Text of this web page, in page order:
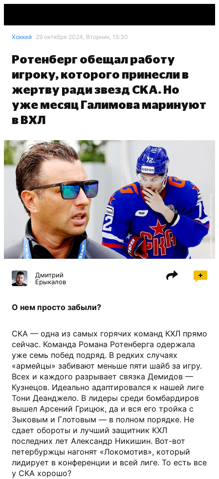
Хоккей 29 октября 2024, Вторник, 15:30
Ротенберг обещал работу
игроку, которого принесли в
жертву ради звезд СКА. Но
уже месяц Галимова маринуют
в ВХЛ
Владимир Беззубов, photo.khl.ru
Дмитрий
Ерыкалов
О нем просто забыли?
СКА — одна из самых горячих команд КХЛ прямо
сейчас. Команда Романа Ротенберга одержала
уже семь побед подряд. В редких случаях
«армейцы» забивают меньше пяти шайб за игру.
Всех и каждого разрывает связка Демидов —
Кузнецов. Идеально адаптировался к нашей лиге
Тони Деанджело. В лидеры среди бомбардиров
вышел Арсений Грицюк, да и вся его тройка с
Зыковым и Глотовым — в полном порядке. Не
сдает обороты и лучший защитник КХЛ
последних лет Александр Никишин. Вот-вот
петербуржцы нагонят «Локомотив», который
лидирует в конференции и всей лиге. То есть все
у СКА хорошо?